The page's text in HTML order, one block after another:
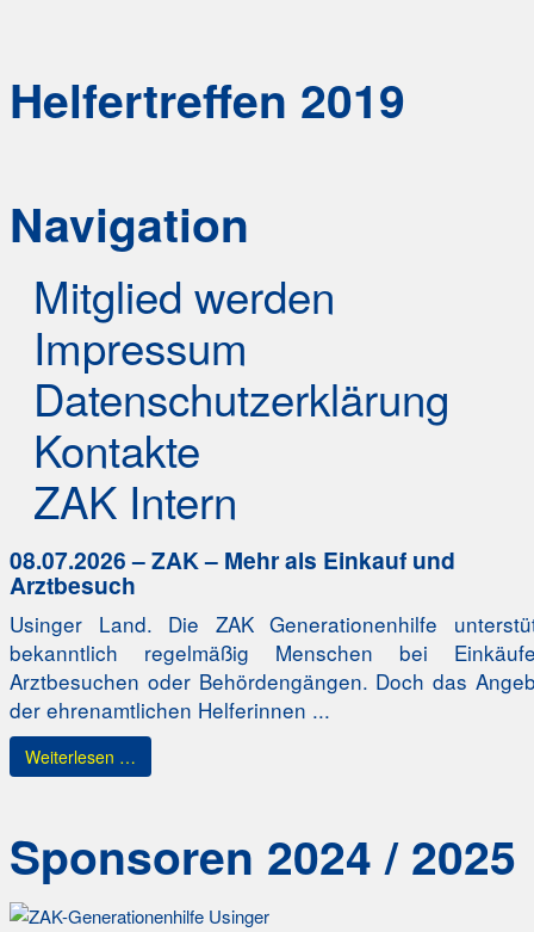
Helfertreffen 2019
Navigation
Mitglied werden
Impressum
Datenschutzerklärung
Kontakte
ZAK Intern
08.07.2026 – ZAK – Mehr als Einkauf und
Arztbesuch
Usinger Land. Die ZAK Generationenhilfe
bekanntlich regelmäßig Menschen bei
Arztbesuchen oder Behördengängen. Doch das
der ehrenamtlichen Helferinnen ...
Weiterlesen …
Sponsoren 2024 / 2025